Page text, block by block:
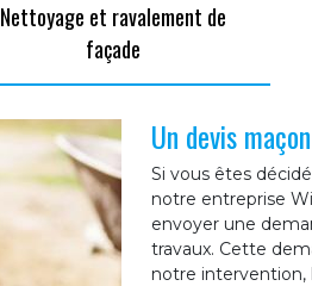
Nettoyage et ravalement de
façade
Un devis
Si vous êtes
notre entreprise
envoyer une
travaux. Cette
notre intervention,